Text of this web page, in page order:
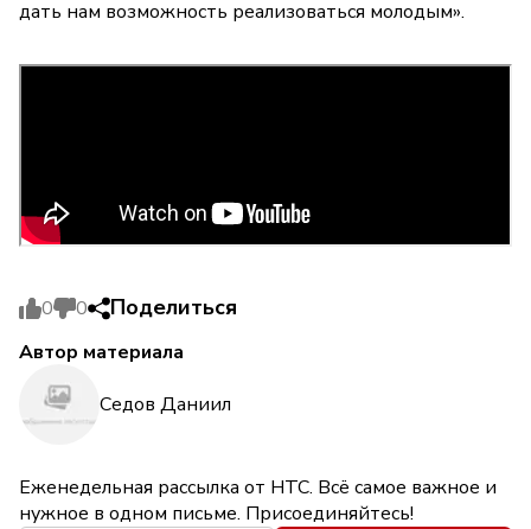
дать нам возможность реализоваться молодым».
0 0 Поделиться
Автор материала
Седов Даниил
Еженедельная рассылка от НТС. Всё самое важное и
нужное в одном письме. Присоединяйтесь!